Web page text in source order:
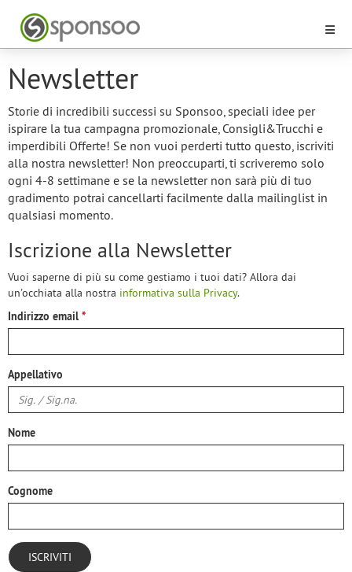
Newsletter
Storie di incredibili successi su Sponsoo, speciali idee per
ispirare la tua campagna promozionale, Consigli&Trucchi e
imperdibili Offerte! Se non vuoi perderti tutto questo, iscriviti
alla nostra newsletter! Non preoccuparti, ti scriveremo solo
ogni 4-8 settimane e se la newsletter non sarà più di tuo
gradimento potrai cancellarti facilmente dalla mailinglist in
qualsiasi momento.
Iscrizione alla Newsletter
Vuoi saperne di più su come gestiamo i tuoi dati? Allora dai
un'occhiata alla nostra informativa sulla Privacy.
Indirizzo email
Appellativo
Nome
Cognome